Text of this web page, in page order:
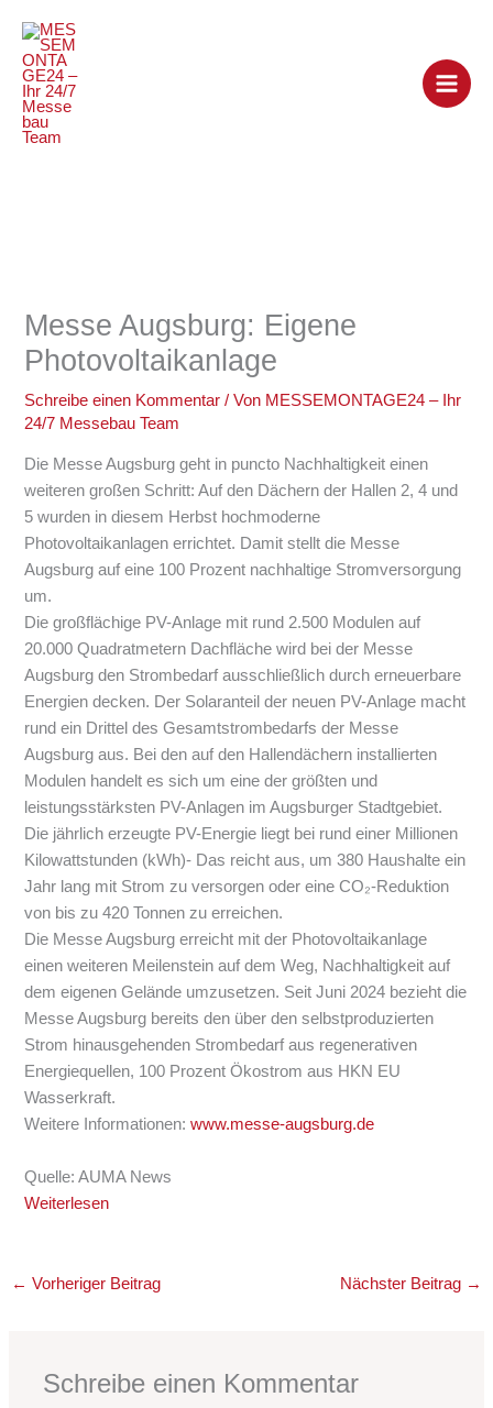
Inhalt
springen
Messe Augsburg: Eigene
Photovoltaikanlage
Schreibe einen Kommentar / Von MESSEMONTAGE24 – Ihr
24/7 Messebau Team
Die Messe Augsburg geht in puncto Nachhaltigkeit einen
weiteren großen Schritt: Auf den Dächern der Hallen 2, 4 und
5 wurden in diesem Herbst hochmoderne
Photovoltaikanlagen errichtet. Damit stellt die Messe
Augsburg auf eine 100 Prozent nachhaltige Stromversorgung
um.
Die großflächige PV-Anlage mit rund 2.500 Modulen auf
20.000 Quadratmetern Dachfläche wird bei der Messe
Augsburg den Strombedarf ausschließlich durch erneuerbare
Energien decken. Der Solaranteil der neuen PV-Anlage macht
rund ein Drittel des Gesamtstrombedarfs der Messe
Augsburg aus. Bei den auf den Hallendächern installierten
Modulen handelt es sich um eine der größten und
leistungsstärksten PV-Anlagen im Augsburger Stadtgebiet.
Die jährlich erzeugte PV-Energie liegt bei rund einer Millionen
Kilowattstunden (kWh)- Das reicht aus, um 380 Haushalte ein
Jahr lang mit Strom zu versorgen oder eine CO₂-Reduktion
von bis zu 420 Tonnen zu erreichen.
Die Messe Augsburg erreicht mit der Photovoltaikanlage
einen weiteren Meilenstein auf dem Weg, Nachhaltigkeit auf
dem eigenen Gelände umzusetzen. Seit Juni 2024 bezieht die
Messe Augsburg bereits den über den selbstproduzierten
Strom hinausgehenden Strombedarf aus regenerativen
Energiequellen, 100 Prozent Ökostrom aus HKN EU
Wasserkraft.
Weitere Informationen:www.messe-augsburg.de
Quelle: AUMA News
Weiterlesen
← Vorheriger Beitrag Nächster Beitrag →
Schreibe einen Kommentar